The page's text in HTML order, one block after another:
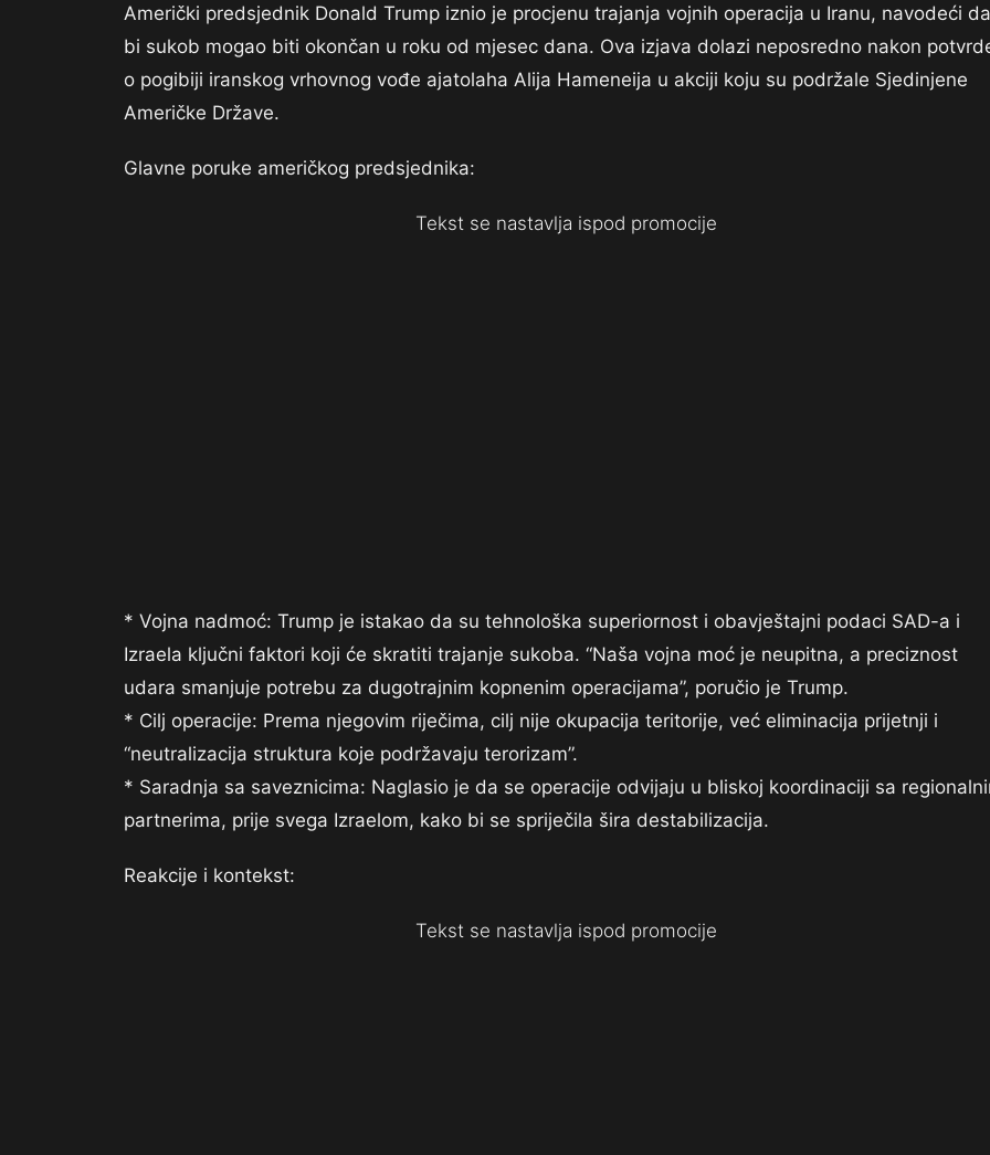
Američki predsjednik Donald Trump iznio je procjenu trajanja vojnih operacija u Iranu, navodeći da
bi sukob mogao biti okončan u roku od mjesec dana. Ova izjava dolazi neposredno nakon
o pogibiji iranskog vrhovnog vođe ajatolaha Alija Hameneija u akciji koju su podržale Sjedinjene
Američke Države.
Glavne poruke američkog predsjednika:
Tekst se nastavlja ispod promocije
* Vojna nadmoć: Trump je istakao da su tehnološka superiornost i obavještajni podaci SAD-a i
Izraela ključni faktori koji će skratiti trajanje sukoba. “Naša vojna moć je neupitna, a preciznost
udara smanjuje potrebu za dugotrajnim kopnenim operacijama”, poručio je Trump.
* Cilj operacije: Prema njegovim riječima, cilj nije okupacija teritorije, već eliminacija prijetnji i
“neutralizacija struktura koje podržavaju terorizam”.
* Saradnja sa saveznicima: Naglasio je da se operacije odvijaju u bliskoj koordinaciji sa
partnerima, prije svega Izraelom, kako bi se spriječila šira destabilizacija.
Reakcije i kontekst:
Tekst se nastavlja ispod promocije